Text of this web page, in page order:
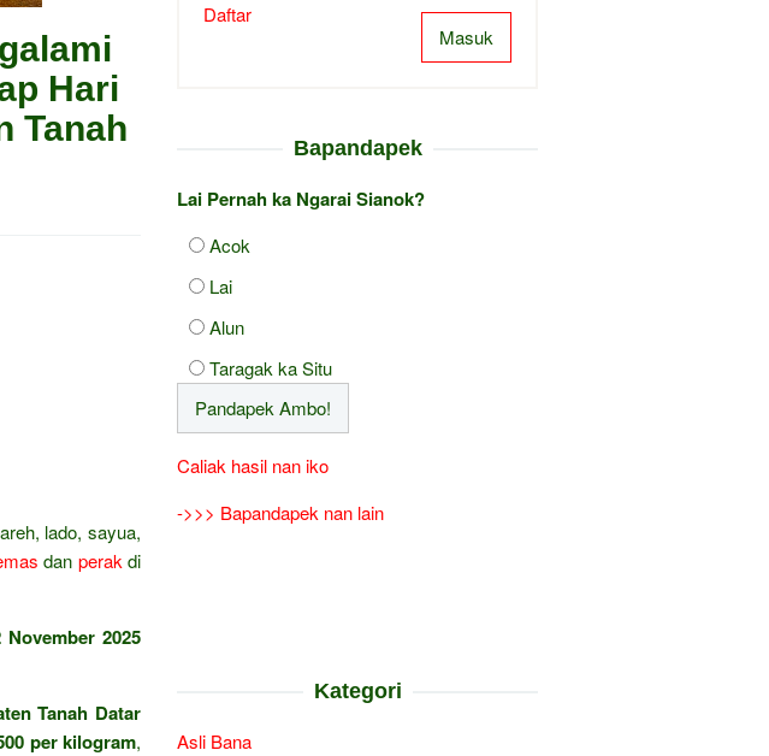
Hari
Tanah
lado, sayua,
dan perak di
November 2025
Tanah Datar
per kilogram,
Masuk
Daftar
Bapandapek
Lai Pernah ka Ngarai Sianok?
Acok
Lai
Alun
Taragak ka Situ
Caliak hasil nan iko
->>> Bapandapek nan lain
Kategori
Asli Bana